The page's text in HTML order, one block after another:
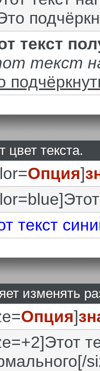
текст
текст
цвет текста.
Опция]
текст
изменять
Опция]